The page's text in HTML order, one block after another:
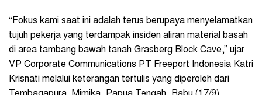
“Fokus kami saat ini adalah terus berupaya menyelamatkan
tujuh pekerja yang terdampak insiden aliran material basah
di area tambang bawah tanah Grasberg Block Cave,” ujar
VP Corporate Communications PT Freeport Indonesia Katri
Krisnati melalui keterangan tertulis yang diperoleh dari